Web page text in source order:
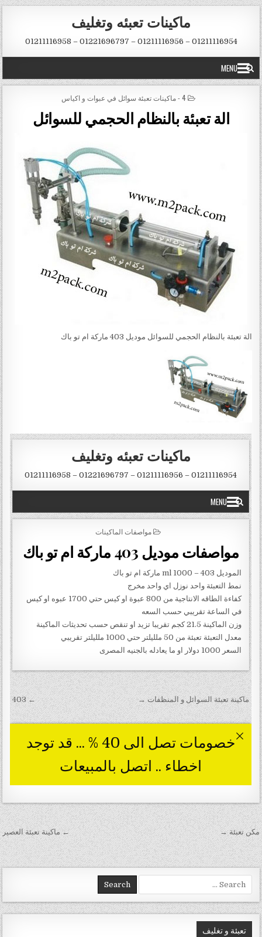
Skip to content
ماكينات تعبئه وتغليف
01211116954 – 01211116956 – 01221696797 – 01211116958
MENU
POSTED IN
4 - ماكينات تعبئة سوائل في عبوات و اكياس
الة تعبئة بالنظام الحجمي للسوائل
الة تعبئة بالنظام الحجمي للسوائل موديل 403 ماركة ام تو باك
تصفّح المقالات ← ماكينة تعبئة العصير مكن تعبئة →
Search for:
تعبئة و تغليف